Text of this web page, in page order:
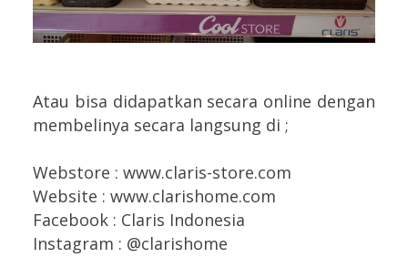
Atau bisa didapatkan secara online dengan
membelinya secara langsung di ;
Webstore : www.claris-store.com
Website : www.clarishome.com
Facebook : Claris Indonesia
Instagram : @clarishome